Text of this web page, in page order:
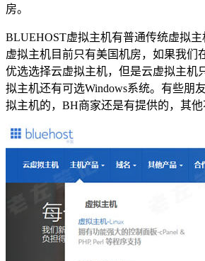
房。
BLUEHOST虚拟主机有普通传统虚拟
虚拟主机目前只有美国机房，如果我们
优选选择云虚拟主机，但是云虚拟主机
拟主机还有可选Windows系统。有些朋
拟主机的，BH商家还是有提供的，其他